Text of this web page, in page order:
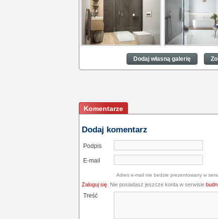
urządzić?
Dodaj własną galerię
Komentarze
Dodaj komentarz
Podpis
E-mail
Adres e-mail nie bedzie prezentowany w
Zaloguj się . Nie posiadasz jeszcze konta w serwisie
Treść